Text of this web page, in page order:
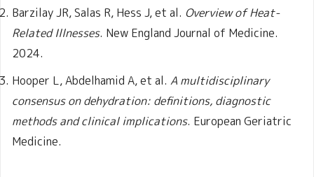
Barzilay JR, Salas R, Hess J, et al. Overview of Heat-
Related Illnesses. New England Journal of Medicine.
2024.
Hooper L, Abdelhamid A, et al. A multidisciplinary
consensus on dehydration: definitions, diagnostic
methods and clinical implications. European Geriatric
Medicine.